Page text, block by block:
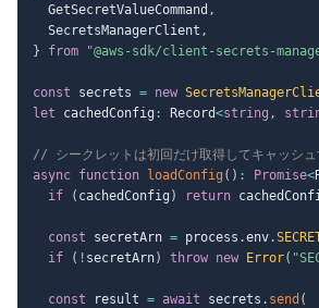
  GetSecretValueCommand
,
  SecretsManagerClient
,
}
from "@aws-sdk/client-secrets-
const secrets = new
let cachedConfig : Record<string ,
// シークレットは初回だけ取得してキャッシ
async function loadConfig ( ) : Promise<
if
( cachedConfig ) return
const secretArn = process .env.
if
( ! secretArn) throw new Error(
const result = await secrets . send (